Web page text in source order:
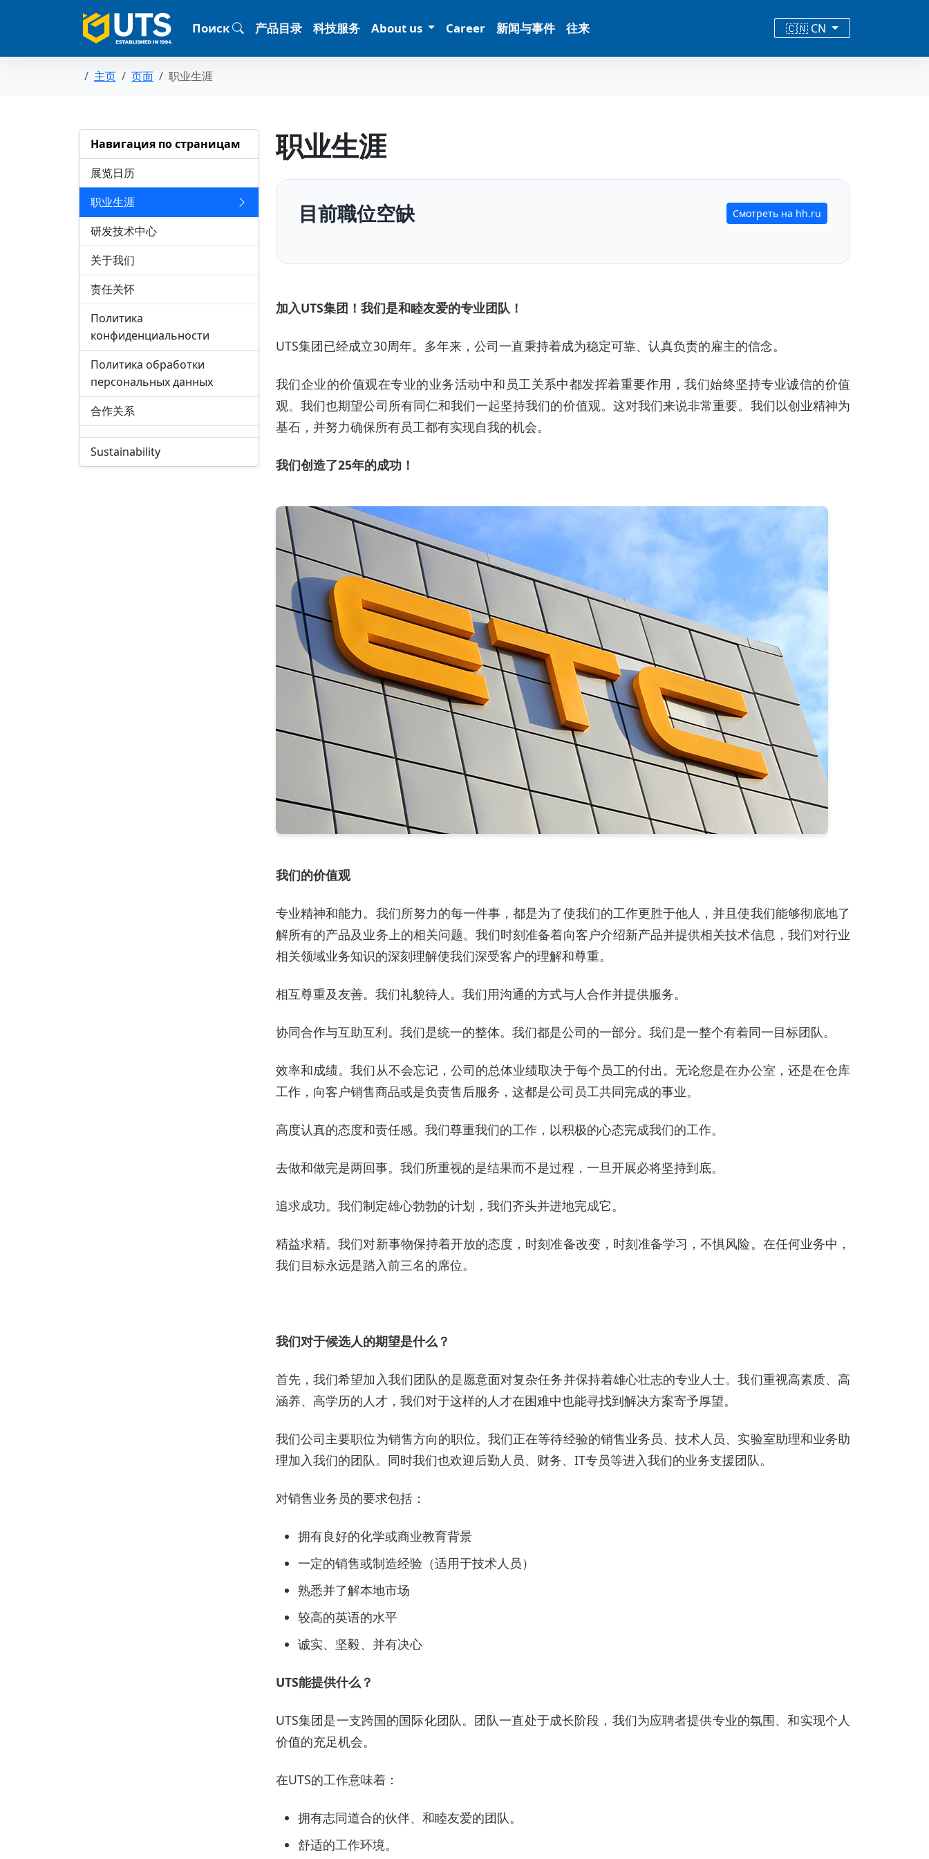
Поиск 产品目录 科技服务 About us Career 新闻与事件 往来 🇨🇳 CN
主页 页面 职业生涯
Навигация по страницам
展览日历
职业生涯
研发技术中心
关于我们
责任关怀
Политика
конфиденциальности
Политика обработки
персональных данных
合作关系
Sustainability
职业生涯
目前職位空缺 Смотреть на hh.ru
加入UTS集团！我们是和睦友爱的专业团队！
UTS集团已经成立30周年。多年来，公司一直秉持着成为稳定可靠、认真负责的雇主的信念。
我们企业的价值观在专业的业务活动中和员工关系中都发挥着重要作用，我们始终坚持专业诚信的价值
观。我们也期望公司所有同仁和我们一起坚持我们的价值观。这对我们来说非常重要。我们以创业精神为
基石，并努力确保所有员工都有实现自我的机会。
我们创造了25年的成功！
我们的价值观
专业精神和能力。我们所努力的每一件事，都是为了使我们的工作更胜于他人，并且使我们能够彻底地了
解所有的产品及业务上的相关问题。我们时刻准备着向客户介绍新产品并提供相关技术信息，我们对行业
相关领域业务知识的深刻理解使我们深受客户的理解和尊重。
相互尊重及友善。我们礼貌待人。我们用沟通的方式与人合作并提供服务。
协同合作与互助互利。我们是统一的整体。我们都是公司的一部分。我们是一整个有着同一目标团队。
效率和成绩。我们从不会忘记，公司的总体业绩取决于每个员工的付出。无论您是在办公室，还是在仓库
工作，向客户销售商品或是负责售后服务，这都是公司员工共同完成的事业。
高度认真的态度和责任感。我们尊重我们的工作，以积极的心态完成我们的工作。
去做和做完是两回事。我们所重视的是结果而不是过程，一旦开展必将坚持到底。
追求成功。我们制定雄心勃勃的计划，我们齐头并进地完成它。
精益求精。我们对新事物保持着开放的态度，时刻准备改变，时刻准备学习，不惧风险。在任何业务中，
我们目标永远是踏入前三名的席位。
我们对于候选人的期望是什么？
首先，我们希望加入我们团队的是愿意面对复杂任务并保持着雄心壮志的专业人士。我们重视高素质、高
涵养、高学历的人才，我们对于这样的人才在困难中也能寻找到解决方案寄予厚望。
我们公司主要职位为销售方向的职位。我们正在等待经验的销售业务员、技术人员、实验室助理和业务助
理加入我们的团队。同时我们也欢迎后勤人员、财务、IT专员等进入我们的业务支援团队。
对销售业务员的要求包括：
拥有良好的化学或商业教育背景
一定的销售或制造经验（适用于技术人员）
熟悉并了解本地市场
较高的英语的水平
诚实、坚毅、并有决心
UTS能提供什么？
UTS集团是一支跨国的国际化团队。团队一直处于成长阶段，我们为应聘者提供专业的氛围、和实现个人
价值的充足机会。
在UTS的工作意味着：
拥有志同道合的伙伴、和睦友爱的团队。
舒适的工作环境。